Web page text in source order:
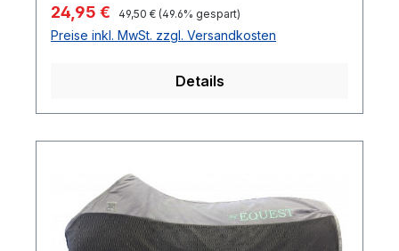
Verkaufspreis:
24,95 € Regulärer Preis:
49,50 € (49.6% gespart)
Preise inkl. MwSt. zzgl. Versandkosten
Details